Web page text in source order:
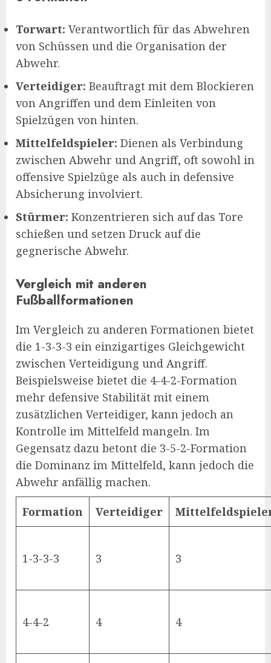
Torwart: Verantwortlich für das Abwehren
von Schüssen und die Organisation der
Abwehr.
Verteidiger: Beauftragt mit dem Blockieren
von Angriffen und dem Einleiten von
Spielzügen von hinten.
Mittelfeldspieler: Dienen als Verbindung
zwischen Abwehr und Angriff, oft sowohl in
offensive Spielzüge als auch in defensive
Absicherung involviert.
Stürmer: Konzentrieren sich auf das Tore
schießen und setzen Druck auf die
gegnerische Abwehr.
Vergleich mit anderen
Fußballformationen
Im Vergleich zu anderen Formationen bietet
die 1-3-3-3 ein einzigartiges Gleichgewicht
zwischen Verteidigung und Angriff.
Beispielsweise bietet die 4-4-2-Formation
mehr defensive Stabilität mit einem
zusätzlichen Verteidiger, kann jedoch an
Kontrolle im Mittelfeld mangeln. Im
Gegensatz dazu betont die 3-5-2-Formation
die Dominanz im Mittelfeld, kann jedoch die
Abwehr anfällig machen.
Formation Verteidiger
1-3-3-3 3 3
4-4-2 4 4